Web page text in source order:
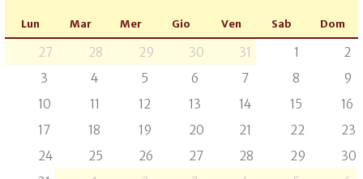
Lun Mar Mer Gio Ven Sab Dom
27 28 29 30 31 1
2
3
4 5 6 7 8
9
10
11 12 13 14 15
16
17
18 19 20 21 22
23
24
25 26 27 28 29
30